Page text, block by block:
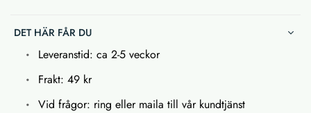
DET HÄR FÅR DU
Leveranstid: ca 2-5 veckor
Frakt: 49 kr
Vid frågor: ring eller maila till vår kundtjänst